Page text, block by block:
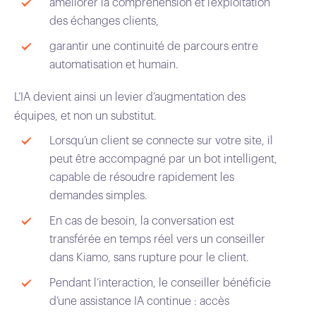
améliorer la compréhension et l’exploitation
des échanges clients,
garantir une continuité de parcours entre
automatisation et humain.
L’IA devient ainsi un levier d’augmentation des
équipes, et non un substitut.
Lorsqu’un client se connecte sur votre site, il
peut être accompagné par un bot intelligent,
capable de résoudre rapidement les
demandes simples.
En cas de besoin, la conversation est
transférée en temps réel vers un conseiller
dans Kiamo, sans rupture pour le client.
Pendant l’interaction, le conseiller bénéficie
d’une assistance IA continue : accès